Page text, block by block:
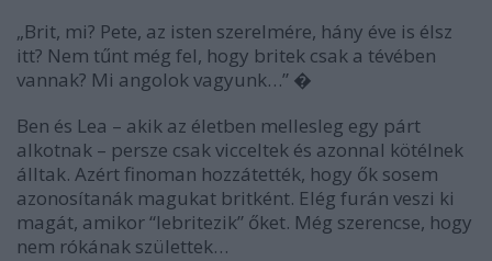
„Brit, mi? Pete, az isten szerelmére, hány éve is élsz
itt? Nem tűnt még fel, hogy britek csak a tévében
vannak? Mi angolok vagyunk…” �
Ben és Lea – akik az életben mellesleg egy párt
alkotnak – persze csak vicceltek és azonnal kötélnek
álltak. Azért finoman hozzátették, hogy ők sosem
azonosítanák magukat britként. Elég furán veszi ki
magát, amikor “lebritezik” őket. Még szerencse, hogy
nem rókának születtek…